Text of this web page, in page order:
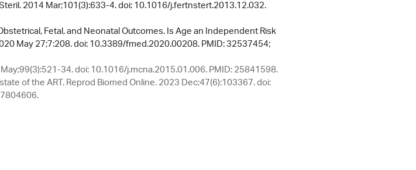
2014 Mar;101(3):633-4. doi: 10.1016/j.fertnstert.2013.12.032.
Fetal, and Neonatal Outcomes. Is Age an Independent Risk
May 27;7:208. doi: 10.3389/fmed.2020.00208. PMID: 32537454;
34. doi: 10.1016/j.mcna.2015.01.006. PMID: 25841598.
of the ART. Reprod Biomed Online. 2023 Dec;47(6):103367. doi: